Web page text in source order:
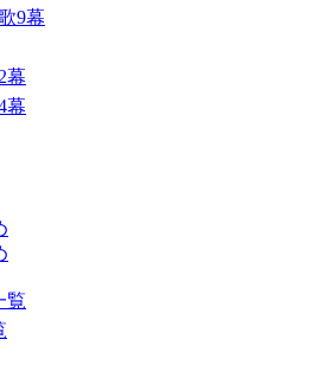
9幕
幕
幕
覧